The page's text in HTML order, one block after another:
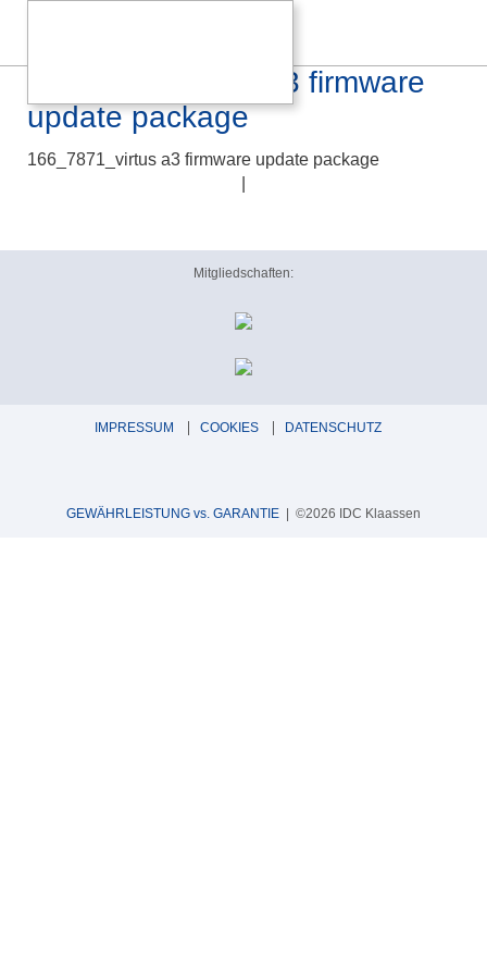
166_7871_virtus a3 firmware
update package
166_7871_virtus a3 firmware update package
Mitgliedschaften:
IMPRESSUM COOKIES DATENSCHUTZ
GEWÄHRLEISTUNG vs. GARANTIE | ©2026 IDC Klaassen